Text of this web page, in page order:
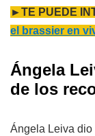
►TE PUEDE
el brassier en
Ángela
de los
Ángela Leiva dio